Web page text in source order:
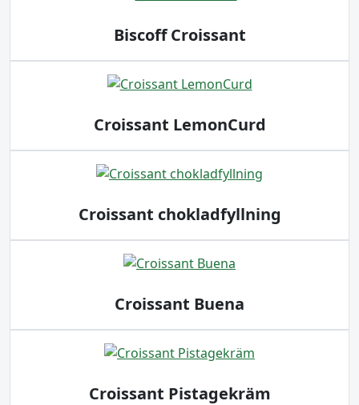
Biscoff Croissant
Croissant LemonCurd
Croissant chokladfyllning
Croissant Buena
Croissant Pistagekräm